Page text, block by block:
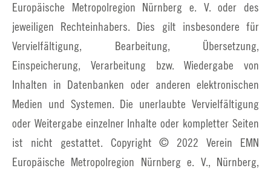
Europäische Metropolregion Nürnberg e. V. oder des
jeweiligen Rechteinhabers. Dies gilt insbesondere für
Vervielfältigung, Bearbeitung, Übersetzung,
Einspeicherung, Verarbeitung bzw. Wiedergabe von
Inhalten in Datenbanken oder anderen elektronischen
Medien und Systemen. Die unerlaubte Vervielfältigung
oder Weitergabe einzelner Inhalte oder kompletter Seiten
ist nicht gestattet. Copyright © 2022 Verein EMN
Europäische Metropolregion Nürnberg e. V., Nürnberg,